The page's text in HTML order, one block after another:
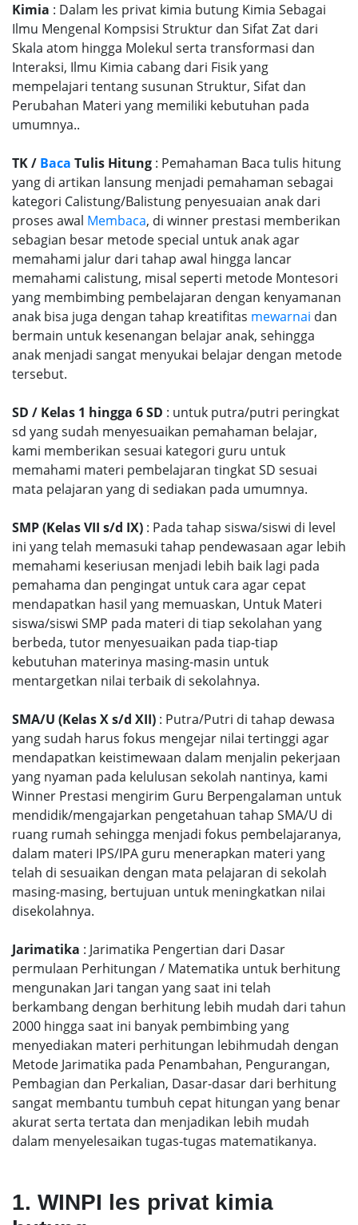
Kimia : Dalam les privat kimia butung Kimia Sebagai
Ilmu Mengenal Kompsisi Struktur dan Sifat Zat dari
Skala atom hingga Molekul serta transformasi dan
Interaksi, Ilmu Kimia cabang dari Fisik yang
mempelajari tentang susunan Struktur, Sifat dan
Perubahan Materi yang memiliki kebutuhan pada
umumnya..
TK / Baca Tulis Hitung : Pemahaman Baca tulis hitung
yang di artikan lansung menjadi pemahaman sebagai
kategori Calistung/Balistung penyesuaian anak dari
proses awal Membaca, di winner prestasi memberikan
sebagian besar metode special untuk anak agar
memahami jalur dari tahap awal hingga lancar
memahami calistung, misal seperti metode Montesori
yang membimbing pembelajaran dengan kenyamanan
anak bisa juga dengan tahap kreatifitas mewarnai dan
bermain untuk kesenangan belajar anak, sehingga
anak menjadi sangat menyukai belajar dengan metode
tersebut.
SD / Kelas 1 hingga 6 SD : untuk putra/putri peringkat
sd yang sudah menyesuaikan pemahaman belajar,
kami memberikan sesuai kategori guru untuk
memahami materi pembelajaran tingkat SD sesuai
mata pelajaran yang di sediakan pada umumnya.
SMP (Kelas VII s/d IX) : Pada tahap siswa/siswi di level
ini yang telah memasuki tahap pendewasaan agar lebih
memahami keseriusan menjadi lebih baik lagi pada
pemahama dan pengingat untuk cara agar cepat
mendapatkan hasil yang memuaskan, Untuk Materi
siswa/siswi SMP pada materi di tiap sekolahan yang
berbeda, tutor menyesuaikan pada tiap-tiap
kebutuhan materinya masing-masin untuk
mentargetkan nilai terbaik di sekolahnya.
SMA/U (Kelas X s/d XII) : Putra/Putri di tahap dewasa
yang sudah harus fokus mengejar nilai tertinggi agar
mendapatkan keistimewaan dalam menjalin pekerjaan
yang nyaman pada kelulusan sekolah nantinya, kami
Winner Prestasi mengirim Guru Berpengalaman untuk
mendidik/mengajarkan pengetahuan tahap SMA/U di
ruang rumah sehingga menjadi fokus pembelajaranya,
dalam materi IPS/IPA guru menerapkan materi yang
telah di sesuaikan dengan mata pelajaran di sekolah
masing-masing, bertujuan untuk meningkatkan nilai
disekolahnya.
Jarimatika : Jarimatika Pengertian dari Dasar
permulaan Perhitungan / Matematika untuk berhitung
mengunakan Jari tangan yang saat ini telah
berkambang dengan berhitung lebih mudah dari tahun
2000 hingga saat ini banyak pembimbing yang
menyediakan materi perhitungan lebihmudah dengan
Metode Jarimatika pada Penambahan, Pengurangan,
Pembagian dan Perkalian, Dasar-dasar dari berhitung
sangat membantu tumbuh cepat hitungan yang benar
akurat serta tertata dan menjadikan lebih mudah
dalam menyelesaikan tugas-tugas matematikanya.
1. WINPI les privat kimia